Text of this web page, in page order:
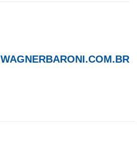
WAGNERBARONI.COM.BR